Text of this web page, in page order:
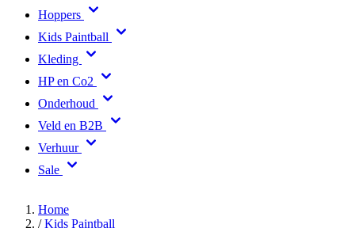
Hoppers
Kids Paintball
Kleding
HP en Co2
Onderhoud
Veld en B2B
Verhuur
Sale
Home
/ Kids Paintball